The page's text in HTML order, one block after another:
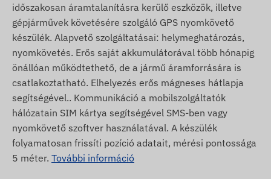
időszakosan áramtalanításra kerülő eszközök, illetve
gépjárművek követésére szolgáló GPS nyomkövető
készülék. Alapvető szolgáltatásai: helymeghatározás,
nyomkövetés. Erős saját akkumulátorával több hónapig
önállóan működtethető, de a jármű áramforrására is
csatlakoztatható. Elhelyezés erős mágneses hátlapja
segítségével.. Kommunikáció a mobilszolgáltatók
hálózatain SIM kártya segítségével SMS-ben vagy
nyomkövető szoftver használatával. A készülék
folyamatosan frissíti pozíció adatait, mérési pontossága
5 méter. További információ